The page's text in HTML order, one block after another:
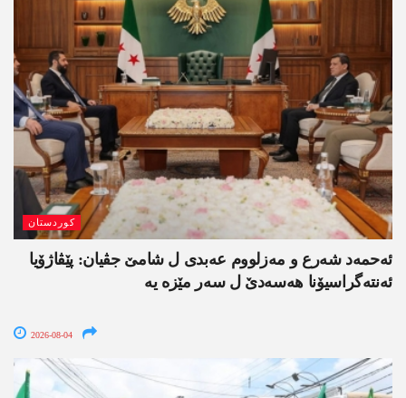
کوردستان
ئەحمەد شەرع و مەزلووم عەبدی ل شامێ جڤیان: پێڤاژۆیا
ئەنتەگراسیۆنا ھەسەدێ ل سەر مێزە یە
2026-08-04